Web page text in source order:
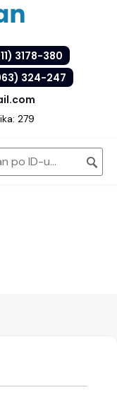
3178-380
324-247
279